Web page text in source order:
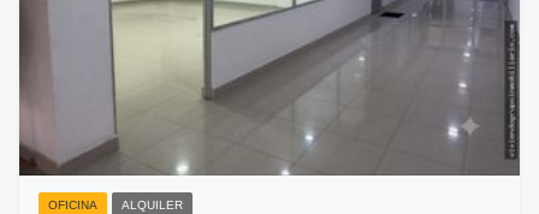
OFICINA ALQUILER